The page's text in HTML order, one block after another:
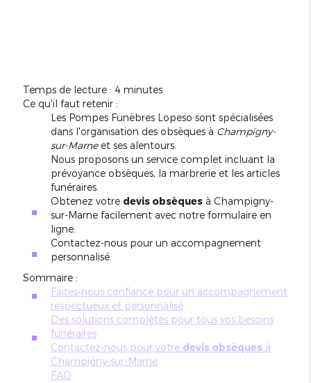
Temps de lecture : 4 minutes
Ce qu'il faut retenir :
Les Pompes Funèbres Lopeso sont spécialisées
dans l'organisation des obsèques à Champigny-
sur-Marneet ses alentours.
Nous proposons un service complet incluant la
prévoyance obsèques, la marbrerie et les articles
funéraires.
Obtenez votre devis obsèquesà Champigny-
sur-Marne facilement avec notre formulaire en
ligne.
Contactez-nous pour un accompagnement
personnalisé.
Sommaire :
Faites-nous confiance pour un accompagnement
respectueux et personnalisé
Des solutions complètes pour tous vos besoins
funéraires
Contactez-nous pour votre devis obsèquesà
Champigny-sur-Marne
FAQ